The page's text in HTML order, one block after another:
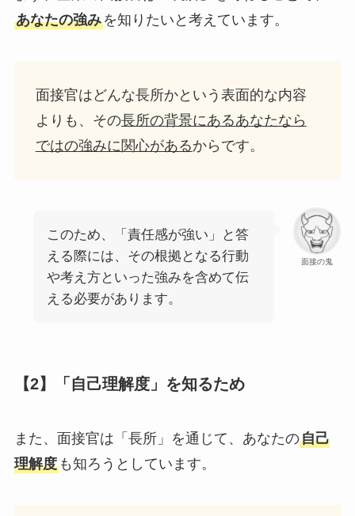
あなたの強みを知りたいと考えています。
面接官はどんな長所かという表面的な内容
よりも、その長所の背景にあるあなたなら
ではの強みに関心があるからです。
面接の鬼
このため、「責任感が強い」と答
える際には、その根拠となる行動
や考え方といった強みを含めて伝
える必要があります。
【2】「自己理解度」を知るため
また、面接官は「長所」を通じて、あなたの自己
理解度も知ろうとしています。